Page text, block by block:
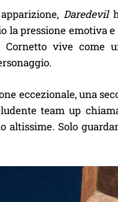
Daredevil
la pressione emotiva
vive come
eccezionale, una
team up
altissime. Solo